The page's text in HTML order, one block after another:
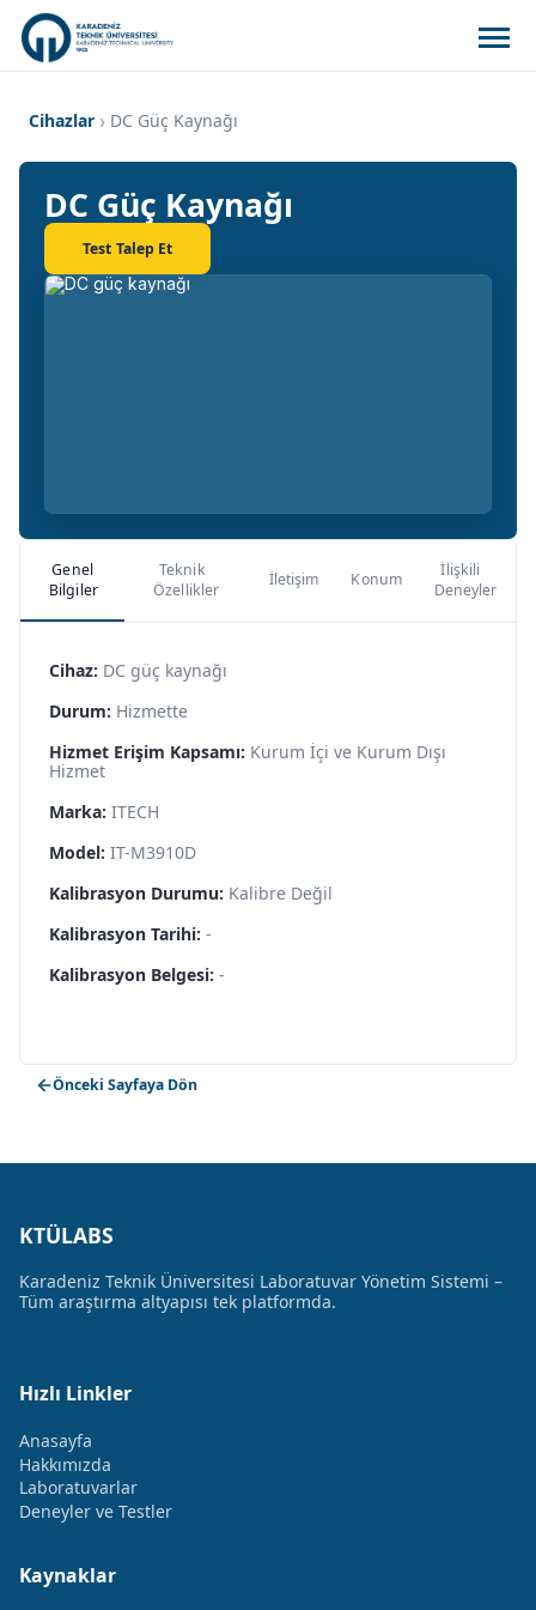
Cihazlar DC Güç Kaynağı
DC Güç Kaynağı
Test Talep Et
Genel
Bilgiler
Teknik
Özellikler
İletişim Konum
İlişkili
Deneyler
Cihaz: DC güç kaynağı
Durum: Hizmette
Hizmet Erişim Kapsamı: Kurum İçi ve Kurum Dışı
Hizmet
Marka: ITECH
Model: IT-M3910D
Kalibrasyon Durumu: Kalibre Değil
Kalibrasyon Tarihi: -
Kalibrasyon Belgesi: -
Önceki Sayfaya Dön
KTÜLABS
Karadeniz Teknik Üniversitesi Laboratuvar Yönetim Sistemi –
Tüm araştırma altyapısı tek platformda.
Hızlı Linkler
Anasayfa
Hakkımızda
Laboratuvarlar
Deneyler ve Testler
Kaynaklar